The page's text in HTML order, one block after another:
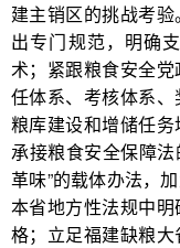
建主销区的挑战考
出专门规范，明确
术；紧跟粮食安全
任体系、考核体系
粮库建设和增储任务
承接粮食安全保障法
革味”的载体办法，
本省地方性法规中
格；立足福建缺粮